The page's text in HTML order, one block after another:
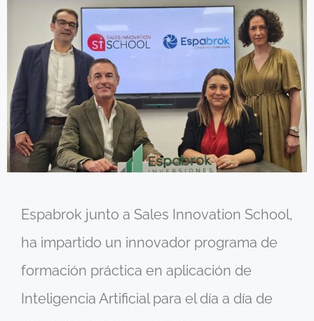
Espabrok junto a Sales Innovation School,
ha impartido un innovador programa de
formación práctica en aplicación de
Inteligencia Artificial para el día a día de